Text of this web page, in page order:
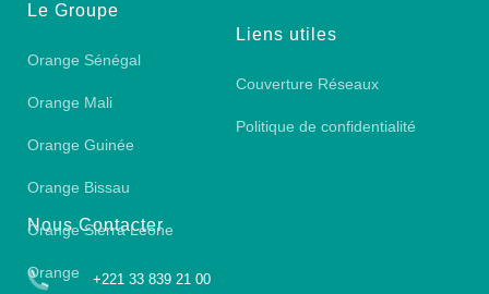
Le Groupe
Orange Sénégal
Orange Mali
Orange Guinée
Orange Bissau
Orange Sierra Leone
Orange
Liens utiles
Couverture Réseaux
Politique de confidentialité
Nous Contacter
+221 33 839 21 00